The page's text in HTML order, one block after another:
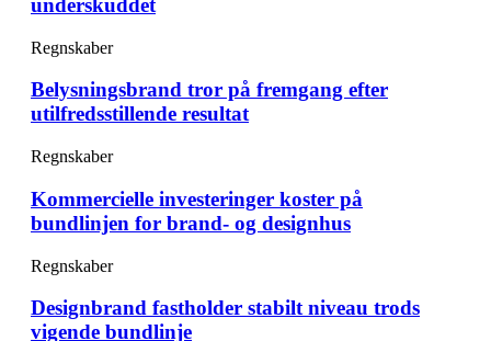
underskuddet
Regnskaber
Belysningsbrand tror på fremgang efter
utilfredsstillende resultat
Regnskaber
Kommercielle investeringer koster på
bundlinjen for brand- og designhus
Regnskaber
Designbrand fastholder stabilt niveau trods
vigende bundlinje